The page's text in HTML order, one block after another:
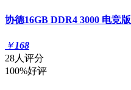
协德16GB DDR4 3000 电竞版
￥168
28人评分
100%好评